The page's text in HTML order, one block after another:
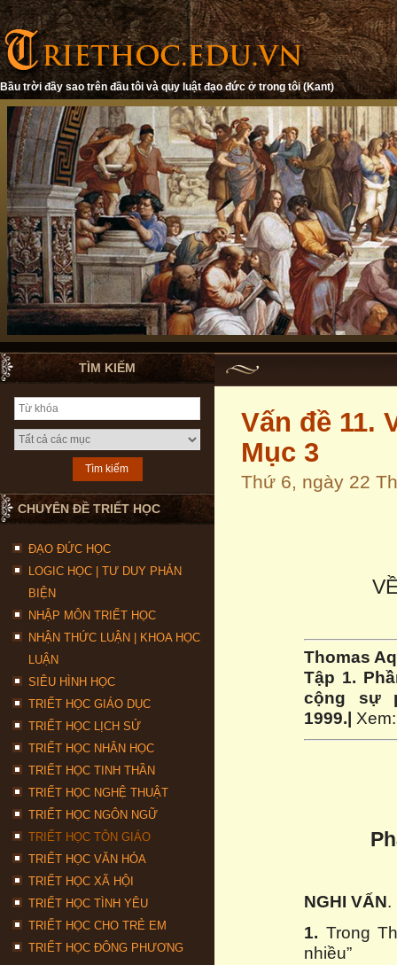
Bầu trời đầy sao trên đầu tôi và quy luật đạo đức ở trong tôi (Kant)
TÌM KIẾM
CHUYÊN ĐỀ TRIẾT HỌC
ĐẠO ĐỨC HỌC
LOGIC HỌC | TƯ DUY PHẢN
BIỆN
NHẬP MÔN TRIẾT HỌC
NHẬN THỨC LUẬN | KHOA HỌC
LUẬN
SIÊU HÌNH HỌC
TRIẾT HỌC GIÁO DỤC
TRIẾT HỌC LỊCH SỬ
TRIẾT HỌC NHÂN HỌC
TRIẾT HỌC TINH THẦN
TRIẾT HỌC NGHỆ THUẬT
TRIẾT HỌC NGÔN NGỮ
TRIẾT HỌC TÔN GIÁO
TRIẾT HỌC VĂN HÓA
TRIẾT HỌC XÃ HỘI
TRIẾT HỌC TÌNH YÊU
TRIẾT HỌC CHO TRẺ EM
TRIẾT HỌC ĐÔNG PHƯƠNG
Vấn đề 11.
Mục 3
Thứ 6, ngày 22
Thomas
Tập 1.
cộng sự
1999.|
NGHI VẤN.
1. Trong
nhiều”